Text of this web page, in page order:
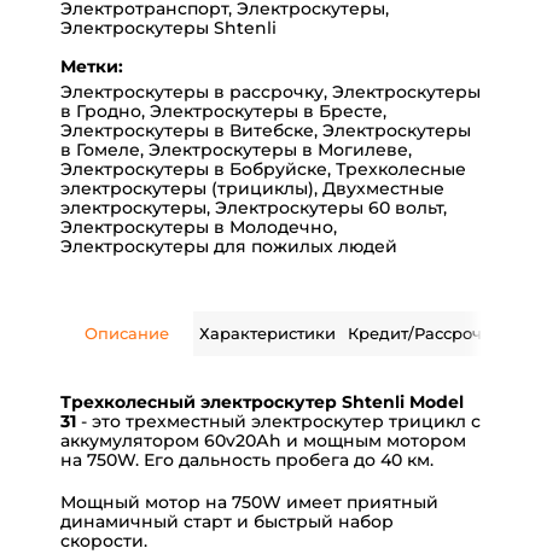
Электротранспорт, Электроскутеры,
Электроскутеры Shtenli
Метки:
Электроскутеры в рассрочку, Электроскутеры
в Гродно, Электроскутеры в Бресте,
Электроскутеры в Витебске, Электроскутеры
в Гомеле, Электроскутеры в Могилеве,
Электроскутеры в Бобруйске, Трехколесные
электроскутеры (трициклы), Двухместные
электроскутеры, Электроскутеры 60 вольт,
Электроскутеры в Молодечно,
Электроскутеры для пожилых людей
Описание Характеристики Кредит/Рассрочка
Трехколесный электроскутер Shtenli Model
31 - это трехместный электроскутер трицикл с
аккумулятором 60v20Аh и мощным мотором
на 750W. Его дальность пробега до 40 км.
Мощный мотор на 750W имеет приятный
динамичный старт и быстрый набор
скорости.